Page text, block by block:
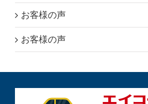
お客様の声
お客様の声